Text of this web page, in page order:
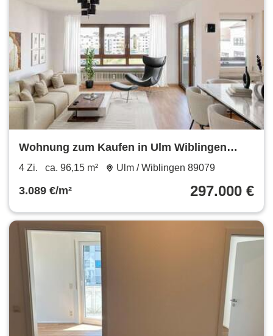
Wohnung zum Kaufen in Ulm Wiblingen
297.000 € 96.15 m²
4 Zi. ca. 96,15 m² Ulm / Wiblingen 89079
3.089 €/m² 297.000 €